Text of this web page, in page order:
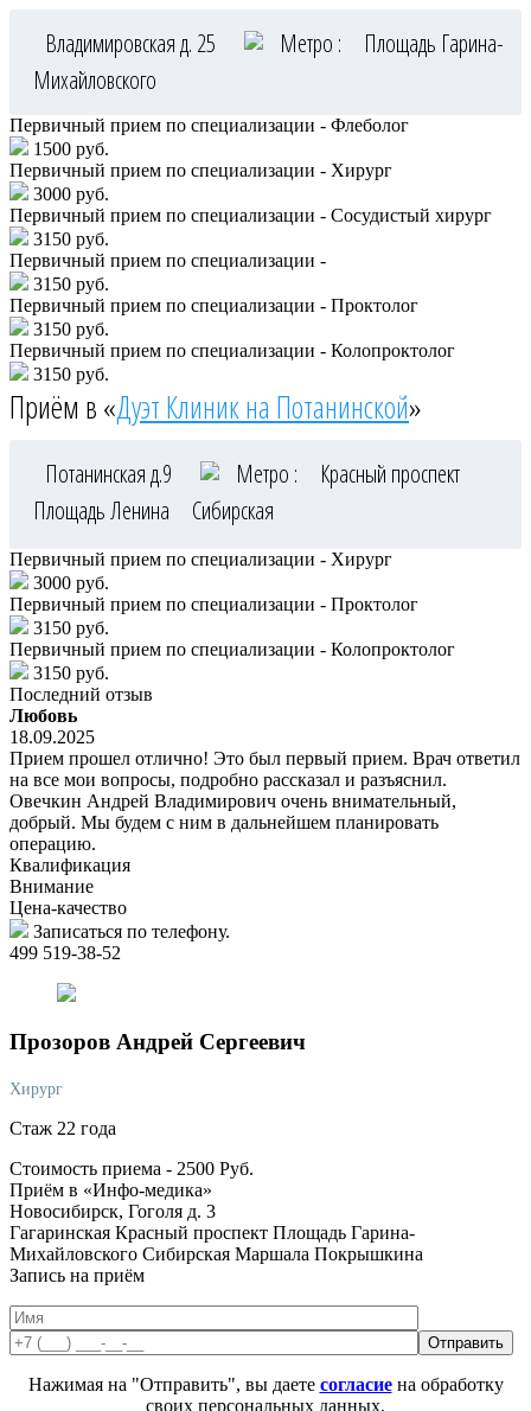
Владимировская д. 25 Метро :
Площадь Гарина-
Михайловского
Первичный прием по специализации - Флеболог
1500 руб.
Первичный прием по специализации - Хирург
3000 руб.
Первичный прием по специализации - Сосудистый хирург
3150 руб.
Первичный прием по специализации -
3150 руб.
Первичный прием по специализации - Проктолог
3150 руб.
Первичный прием по специализации - Колопроктолог
3150 руб.
Приём в «Дуэт Клиник на Потанинской»
Потанинская д.9 Метро :
Красный проспект
Площадь Ленина
Сибирская
Первичный прием по специализации - Хирург
3000 руб.
Первичный прием по специализации - Проктолог
3150 руб.
Первичный прием по специализации - Колопроктолог
3150 руб.
Последний отзыв
Любовь
18.09.2025
Прием прошел отлично! Это был первый прием. Врач ответил
на все мои вопросы, подробно рассказал и разъяснил.
Овечкин Андрей Владимирович очень внимательный,
добрый. Мы будем с ним в дальнейшем планировать
операцию.
Квалификация
Внимание
Цена-качество
Записаться по телефону.
499 519-38-52
Прозоров Андрей Сергеевич
Хирург
Стаж 22 года
Стоимость приема - 2500 Руб.
Приём в «Инфо-медика»
Новосибирск, Гоголя д. 3
Гагаринская Красный проспект Площадь Гарина-
Михайловского Сибирская Маршала Покрышкина
Запись на приём
Нажимая на "Отправить", вы даете согласиена обработку
своих персональных данных.